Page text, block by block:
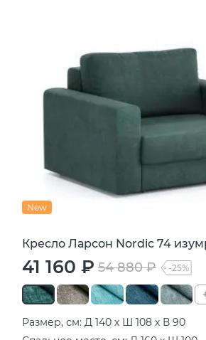
New
Кресло Ларсон Nordic 74
41 160 ₽ 54 880 ₽ -25%
Размер, см: Д 140 х Ш 108 х В 90